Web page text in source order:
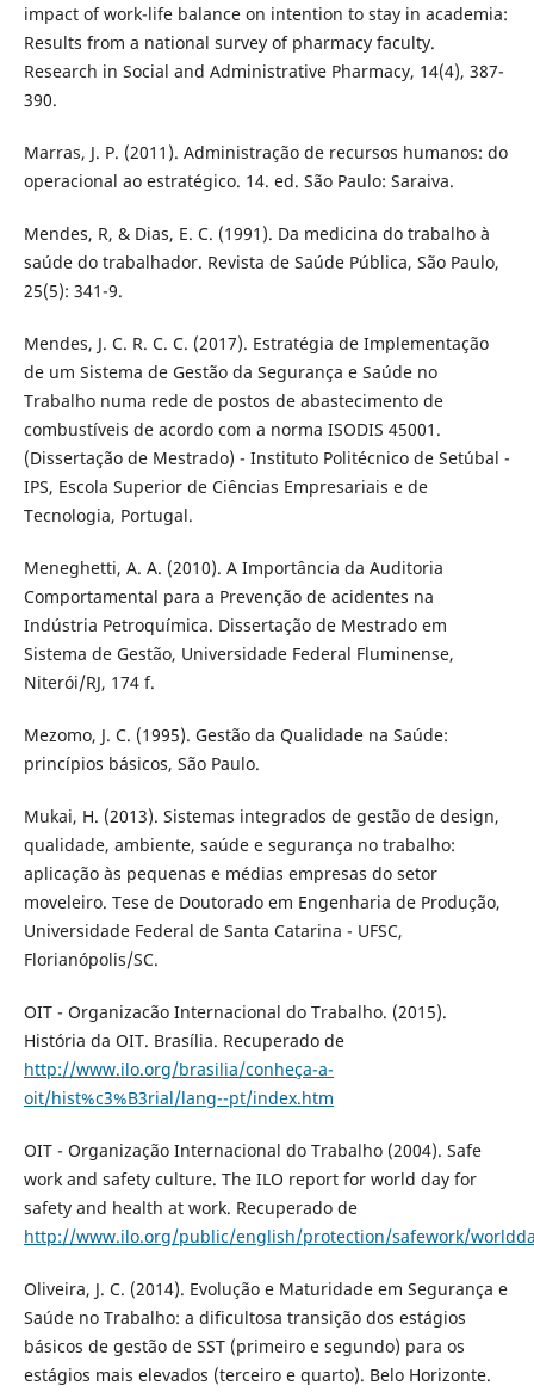
impact of work-life balance on intention to stay in academia:
Results from a national survey of pharmacy faculty.
Research in Social and Administrative Pharmacy, 14(4), 387-
390.
Marras, J. P. (2011). Administração de recursos humanos: do
operacional ao estratégico. 14. ed. São Paulo: Saraiva.
Mendes, R, & Dias, E. C. (1991). Da medicina do trabalho à
saúde do trabalhador. Revista de Saúde Pública, São Paulo,
25(5): 341-9.
Mendes, J. C. R. C. C. (2017). Estratégia de Implementação
de um Sistema de Gestão da Segurança e Saúde no
Trabalho numa rede de postos de abastecimento de
combustíveis de acordo com a norma ISODIS 45001.
(Dissertação de Mestrado) - Instituto Politécnico de Setúbal -
IPS, Escola Superior de Ciências Empresariais e de
Tecnologia, Portugal.
Meneghetti, A. A. (2010). A Importância da Auditoria
Comportamental para a Prevenção de acidentes na
Indústria Petroquímica. Dissertação de Mestrado em
Sistema de Gestão, Universidade Federal Fluminense,
Niterói/RJ, 174 f.
Mezomo, J. C. (1995). Gestão da Qualidade na Saúde:
princípios básicos, São Paulo.
Mukai, H. (2013). Sistemas integrados de gestão de design,
qualidade, ambiente, saúde e segurança no trabalho:
aplicação às pequenas e médias empresas do setor
moveleiro. Tese de Doutorado em Engenharia de Produção,
Universidade Federal de Santa Catarina - UFSC,
Florianópolis/SC.
OIT - Organizacão Internacional do Trabalho. (2015).
História da OIT. Brasília. Recuperado de
http://www.ilo.org/brasilia/conheça-a-
oit/hist%c3%B3rial/lang--pt/index.htm
OIT - Organização Internacional do Trabalho (2004). Safe
work and safety culture. The ILO report for world day for
safety and health at work. Recuperado de
http://www.ilo.org/public/english/protection/safework/
Oliveira, J. C. (2014). Evolução e Maturidade em Segurança e
Saúde no Trabalho: a dificultosa transição dos estágios
básicos de gestão de SST (primeiro e segundo) para os
estágios mais elevados (terceiro e quarto). Belo Horizonte.